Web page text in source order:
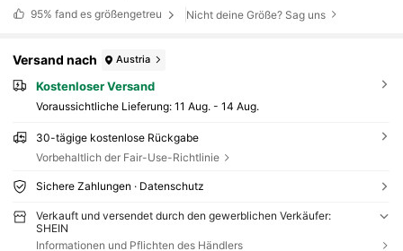
95% fand es größengetreu Nicht deine Größe? Sag uns
Versand nach Austria
Kostenloser Versand
Voraussichtliche Lieferung: 11 Aug. - 14 Aug.
30-tägige kostenlose Rückgabe
Vorbehaltlich der Fair-Use-Richtlinie
Sichere Zahlungen · Datenschutz
Verkauft und versendet durch den gewerblichen Verkäufer:
SHEIN
Informationen und Pflichten des Händlers